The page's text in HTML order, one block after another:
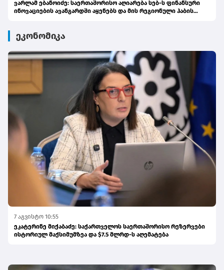
ვარლამ ებანოიძე: საერთაშორისო აღიარება სებ-ს ფინანსური
ინოვაციების ავანგარდში აყენებს და მის რეგიონული ჰაბის
ეკონომიკა
7 აგვისტო 10:55
ეკატერინე მიქაბაძე: საქართველოს საერთაშორისო რეზერვები
ისტორიულ მაქსიმუმზეა და $7.5 მლრდ-ს აღემატება